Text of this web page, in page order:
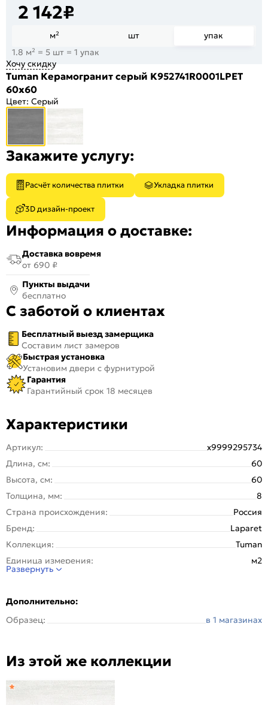
2 142₽
м² шт
упак
1.8 м² = 5 шт = 1 упак
Хочу скидку
Tuman Керамогранит серый K952741R0001LPET
60x60
Цвет: Серый
Закажите услугу:
Расчёт количества плитки Укладка плитки
3D дизайн-проект
Информация о доставке:
Доставка вовремя
от 690 ₽
Пункты выдачи
бесплатно
С заботой о клиентах
Бесплатный выезд замерщика
Составим лист замеров
Быстрая установка
Установим двери с фурнитурой
Гарантия
Гарантийный срок 18 месяцев
Характеристики
Артикул:
х9999295734
Длина, см:
60
Высота, см:
60
Толщина, мм:
8
Страна происхождения:
Россия
Бренд:
Laparet
Коллекция:
Tuman
Единица измерения:
м2
Назначение:
Вес упаковки (кг):
32
Вес на 1 кв. м:
Рисунок:
Развернуть
Дополнительно:
Образец:
в 1 магазинах
Из этой же коллекции